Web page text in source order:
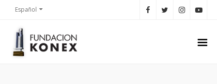
Español